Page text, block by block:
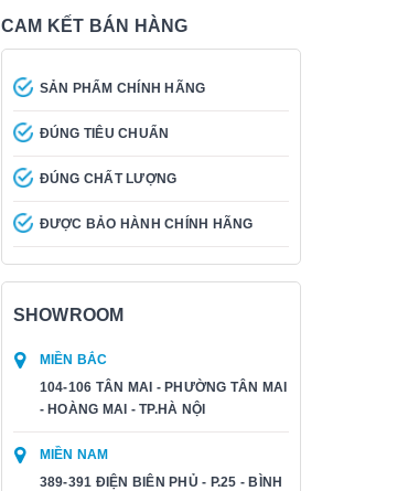
CAM KẾT BÁN HÀNG
SẢN PHẨM CHÍNH HÃNG
ĐÚNG TIÊU CHUẨN
ĐÚNG CHẤT LƯỢNG
ĐƯỢC BẢO HÀNH CHÍNH HÃNG
SHOWROOM
MIỀN BẮC
104-106 TÂN MAI - PHƯỜNG TÂN MAI
- HOÀNG MAI - TP.HÀ NỘI
MIỀN NAM
389-391 ĐIỆN BIÊN PHỦ - P.25 - BÌNH